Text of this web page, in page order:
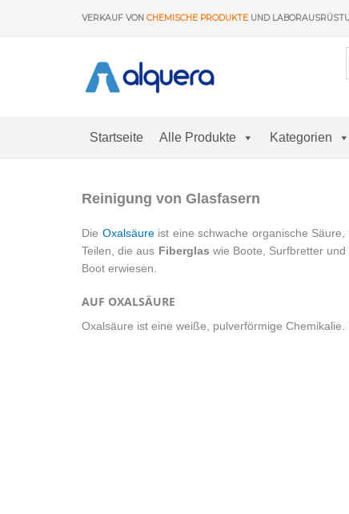
VERKAUF VON CHEMISCHE PRODUKTE UND
Startseite Alle Produkte Kategorien
Reinigung von Glasfasern
Die Oxalsäureist eine schwache organische
Teilen, die aus Fiberglas wie Boote, Surfbretter
Boot erwiesen.
AUF OXALSÄURE
Oxalsäure ist eine weiße, pulverförmige